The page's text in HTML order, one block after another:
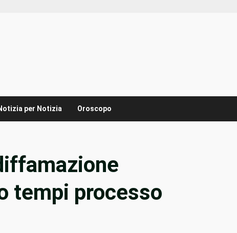
per Notizia Oroscopo
tempi processo